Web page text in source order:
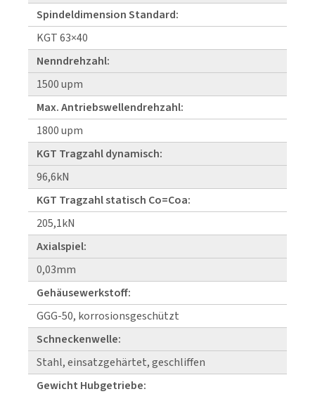
Spindeldimension Standard:
KGT 63×40
Nenndrehzahl:
1500 upm
Max. Antriebswellendrehzahl:
1800 upm
KGT Tragzahl dynamisch:
96,6kN
KGT Tragzahl statisch Co=Coa:
205,1kN
Axialspiel:
0,03mm
Gehäusewerkstoff:
GGG-50, korrosionsgeschützt
Schneckenwelle:
Stahl, einsatzgehärtet, geschliffen
Gewicht Hubgetriebe: